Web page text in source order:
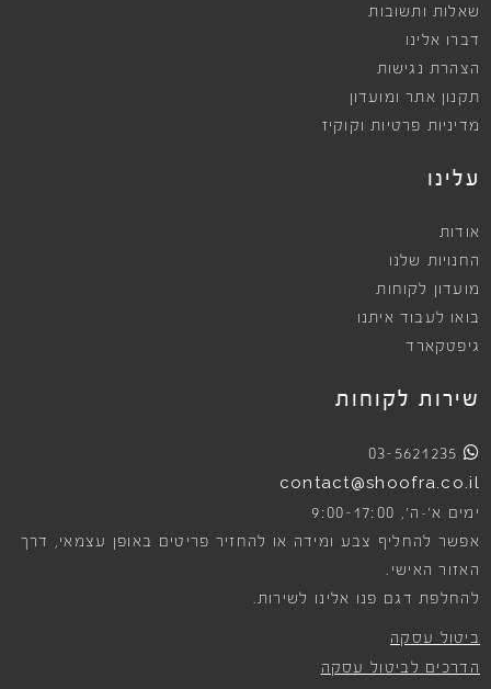
שאלות ותשובות
דברו אלינו
הצהרת נגישות
תקנון אתר ומועדון
מדיניות פרטיות וקוקיז
עלינו
אודות
החנויות שלנו
מועדון לקוחות
בואו לעבוד איתנו
גיפטקארד
שירות לקוחות
03-5621235
contact@shoofra.co.il
ימים א׳-ה׳, 9:00-17:00
אפשר להחליף צבע ומידה או להחזיר פריטים באופן עצמאי, דרך
האזור האישי.
להחלפת דגם פנו אלינו לשירות.
ביטול עסקה
הדרכים לביטול עסקה